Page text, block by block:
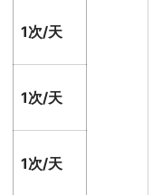
1次/天
1次/天
1次/天